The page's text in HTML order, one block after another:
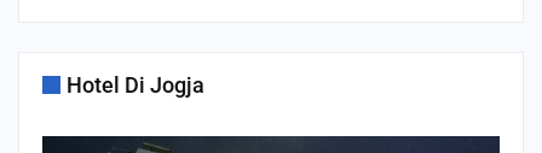
Hotel Di Jogja